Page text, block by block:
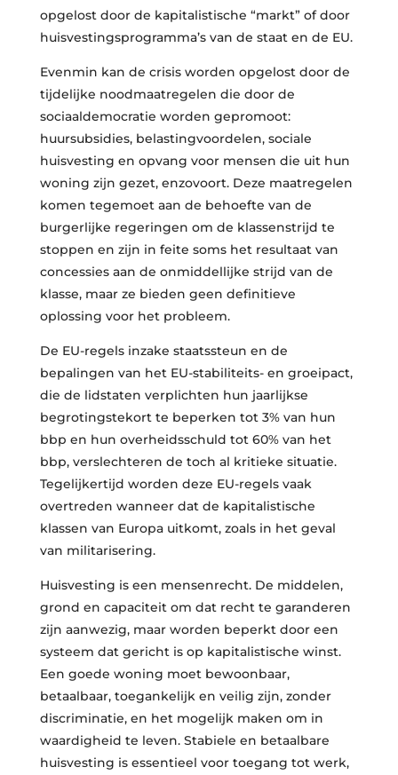
opgelost door de kapitalistische “markt” of door
huisvestingsprogramma’s van de staat en de EU.
Evenmin kan de crisis worden opgelost door de
tijdelijke noodmaatregelen die door de
sociaaldemocratie worden gepromoot:
huursubsidies, belastingvoordelen, sociale
huisvesting en opvang voor mensen die uit hun
woning zijn gezet, enzovoort. Deze maatregelen
komen tegemoet aan de behoefte van de
burgerlijke regeringen om de klassenstrijd te
stoppen en zijn in feite soms het resultaat van
concessies aan de onmiddellijke strijd van de
klasse, maar ze bieden geen definitieve
oplossing voor het probleem.
De EU-regels inzake staatssteun en de
bepalingen van het EU-stabiliteits- en groeipact,
die de lidstaten verplichten hun jaarlijkse
begrotingstekort te beperken tot 3% van hun
bbp en hun overheidsschuld tot 60% van het
bbp, verslechteren de toch al kritieke situatie.
Tegelijkertijd worden deze EU-regels vaak
overtreden wanneer dat de kapitalistische
klassen van Europa uitkomt, zoals in het geval
van militarisering.
Huisvesting is een mensenrecht. De middelen,
grond en capaciteit om dat recht te garanderen
zijn aanwezig, maar worden beperkt door een
systeem dat gericht is op kapitalistische winst.
Een goede woning moet bewoonbaar,
betaalbaar, toegankelijk en veilig zijn, zonder
discriminatie, en het mogelijk maken om in
waardigheid te leven. Stabiele en betaalbare
huisvesting is essentieel voor toegang tot werk,